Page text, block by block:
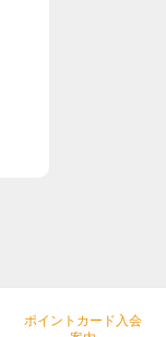
ポイントカード入会